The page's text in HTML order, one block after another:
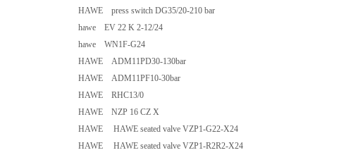
HAWE press switch DG35/20-210 bar
hawe EV 22 K 2-12/24
hawe WN1F-G24
HAWE ADM11PD30-130bar
HAWE ADM11PF10-30bar
HAWE RHC13/0
HAWE NZP 16 CZ X
HAWE HAWE seated valve VZP1-G22-X24
HAWE HAWE seated valve VZP1-R2R2-X24